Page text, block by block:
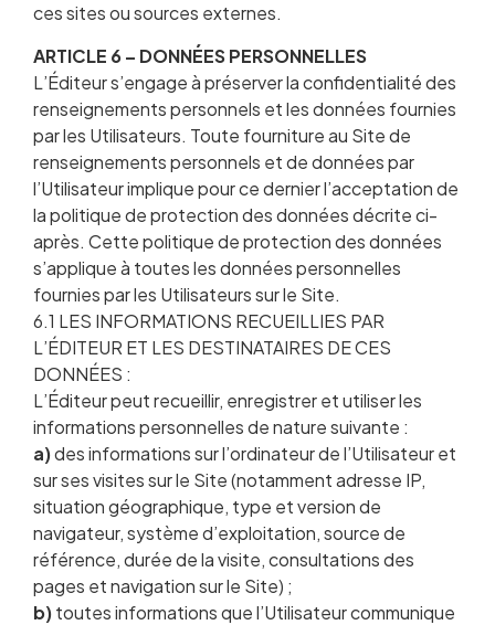
ces sites ou sources externes.
ARTICLE 6 – DONNÉES PERSONNELLES
L’Éditeur s’engage à préserver la confidentialité des
renseignements personnels et les données fournies
par les Utilisateurs. Toute fourniture au Site de
renseignements personnels et de données par
l’Utilisateur implique pour ce dernier l’acceptation de
la politique de protection des données décrite ci-
après. Cette politique de protection des données
s’applique à toutes les données personnelles
fournies par les Utilisateurs sur le Site.
6.1 LES INFORMATIONS RECUEILLIES PAR
L’ÉDITEUR ET LES DESTINATAIRES DE CES
DONNÉES :
L’Éditeur peut recueillir, enregistrer et utiliser les
informations personnelles de nature suivante :
a)des informations sur l’ordinateur de l’Utilisateur et
sur ses visites sur le Site (notamment adresse IP,
situation géographique, type et version de
navigateur, système d’exploitation, source de
référence, durée de la visite, consultations des
pages et navigation sur le Site) ;
b)toutes informations que l’Utilisateur communique